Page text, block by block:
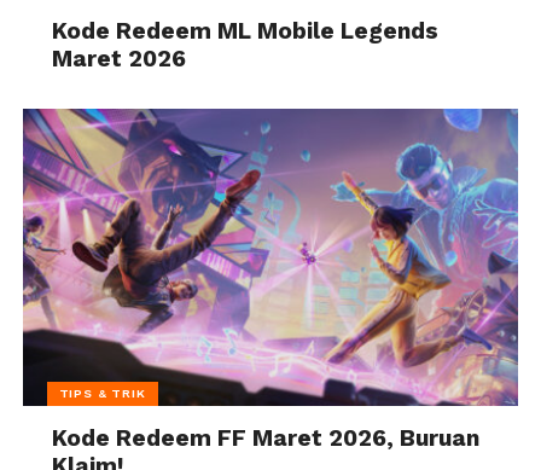
Kode Redeem ML Mobile Legends
Maret 2026
TIPS & TRIK
Kode Redeem FF Maret 2026, Buruan